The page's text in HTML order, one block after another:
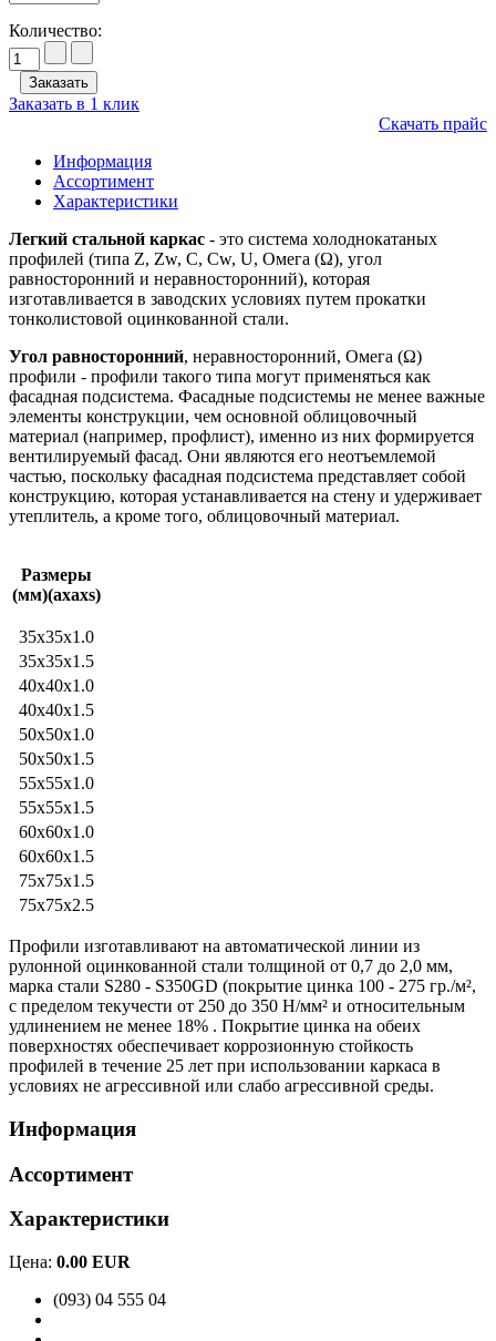
Количество:
Заказать в 1 клик
Скачать прайс
Информация
Ассортимент
Характеристики
Легкий стальной каркас - это система холоднокатаных
профилей (типа Z, Zw, C, Cw, U, Омега (Ω), угол
равносторонний и неравносторонний), которая
изготавливается в заводских условиях путем прокатки
тонколистовой оцинкованной стали.
Угол равносторонний, неравносторонний, Омега (Ω)
профили - профили такого типа могут применяться как
фасадная подсистема. Фасадные подсистемы не менее важные
элементы конструкции, чем основной облицовочный
материал (например, профлист), именно из них формируется
вентилируемый фасад. Они являются его неотъемлемой
частью, поскольку фасадная подсистема представляет собой
конструкцию, которая устанавливается на стену и удерживает
утеплитель, а кроме того, облицовочный материал.
Размеры
(мм)(ахахs)
35x35x1.0
35x35x1.5
40x40x1.0
40x40x1.5
50x50x1.0
50x50x1.5
55x55x1.0
55x55x1.5
60x60x1.0
60x60x1.5
75x75x1.5
75x75x2.5
Профили изготавливают на автоматической линии из
рулонной оцинкованной стали толщиной от 0,7 до 2,0 мм,
марка стали S280 - S350GD (покрытие цинка 100 - 275 гр./м²,
с пределом текучести от 250 до 350 Н/мм² и относительным
удлинением не менее 18% . Покрытие цинка на обеих
поверхностях обеспечивает коррозионную стойкость
профилей в течение 25 лет при использовании каркаса в
условиях не агрессивной или слабо агрессивной среды.
Информация
Ассортимент
Характеристики
Цена: 0.00 EUR
(093) 04 555 04